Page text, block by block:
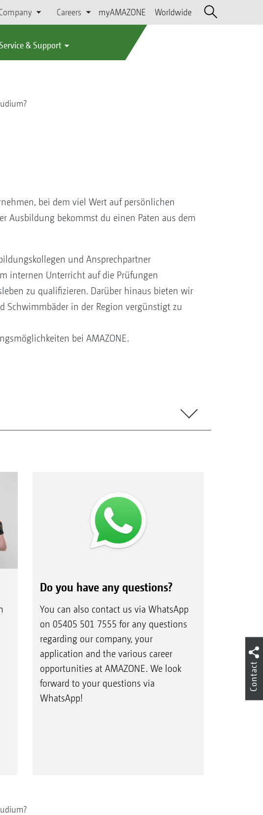
Careers myAMAZONE Worldwide
Service & Support
bei dem viel Wert auf persönlichen
Ausbildung bekommst du einen Paten aus dem
und Ansprechpartner
internen Unterricht auf die Prüfungen
zu qualifizieren. Darüber hinaus bieten wir
Schwimmbäder in der Region vergünstigt zu
bei AMAZONE.
Do you have any questions?
You can also contact us via WhatsApp
on 05405 501 7555 for any questions
regarding our company, your
application and the various career
opportunities at AMAZONE. We look
forward to your questions via
WhatsApp!
Contact